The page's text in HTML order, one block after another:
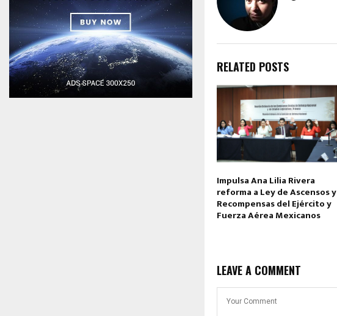
RELATED POSTS
Impulsa Ana Lilia Rivera
reforma a Ley de Ascensos y
Recompensas del Ejército y
Fuerza Aérea Mexicanos
LEAVE A COMMENT